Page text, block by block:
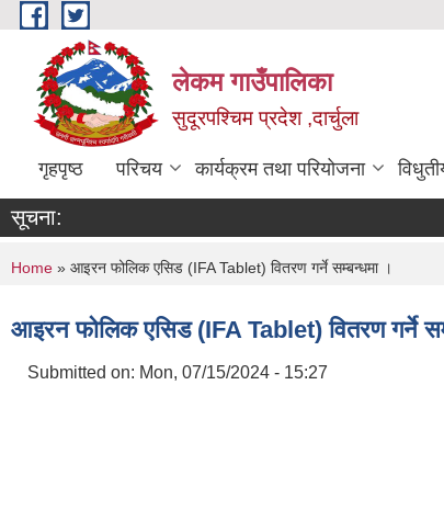
Skip to main content
लेकम गाउँपालिका
सुदूरपश्चिम प्रदेश ,दार्चुला
गृहपृष्ठ परिचय कार्यक्रम तथा परियोजना
सूचना:
You are here
Home » आइरन फोलिक एसिड (IFA Tablet) वितरण गर्ने सम्बन्धमा ।
आइरन फोलिक एसिड (IFA Tablet) वितरण गर्ने
Submitted on: Mon, 07/15/2024 - 15:27